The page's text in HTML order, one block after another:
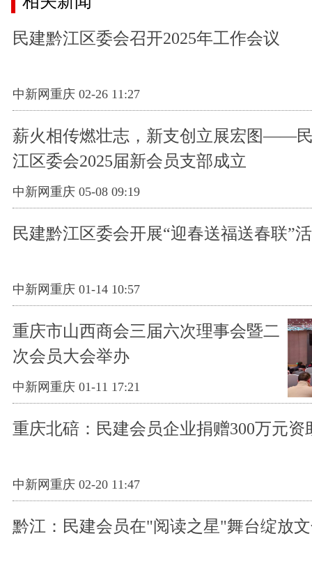
民建黔江区委会召开2025年工作会议
中新网重庆 02-26 11:27
薪火相传燃壮志，新支创立展宏图——
江区委会2025届新会员支部成立
中新网重庆 05-08 09:19
民建黔江区委会开展“迎春送福送春联”
中新网重庆 01-14 10:57
重庆市山西商会三届六次理事会暨二
次会员大会举办
中新网重庆 01-11 17:21
重庆北碚：民建会员企业捐赠300万元资
中新网重庆 02-20 11:47
黔江：民建会员在"阅读之星"舞台绽放